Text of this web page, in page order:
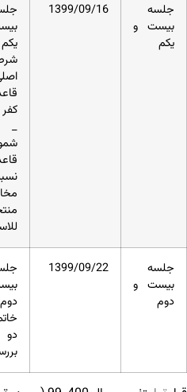
جلسه
بیست و
یکم
1399/09/16
_
جلسه
بیست و
دوم
1399/09/22
دو